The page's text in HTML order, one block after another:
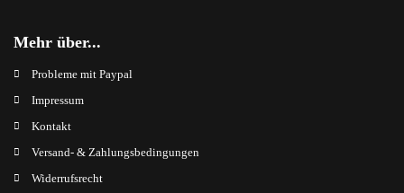
Mehr über...
Probleme mit Paypal
Impressum
Kontakt
Versand- & Zahlungsbedingungen
Widerrufsrecht